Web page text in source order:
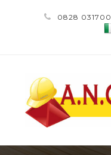
0828 031700